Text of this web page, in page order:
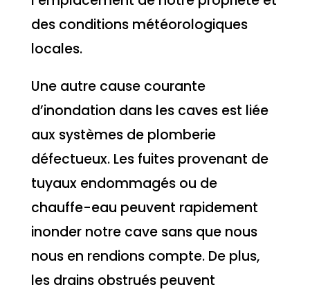
des conditions météorologiques
locales.
Une autre cause courante
d’inondation dans les caves est liée
aux systèmes de plomberie
défectueux. Les fuites provenant de
tuyaux endommagés ou de
chauffe-eau peuvent rapidement
inonder notre cave sans que nous
nous en rendions compte. De plus,
les drains obstrués peuvent